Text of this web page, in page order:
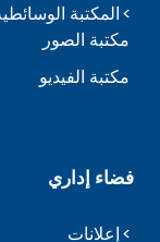
المكتبة
مكتبة الصور
مكتبة الفيديو
فضاء إداري
إعلانات